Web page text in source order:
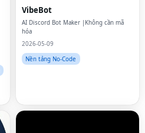
VibeBot
AI Discord Bot Maker |Không cần mã
hóa
2026-05-09
Nền tảng No-Code